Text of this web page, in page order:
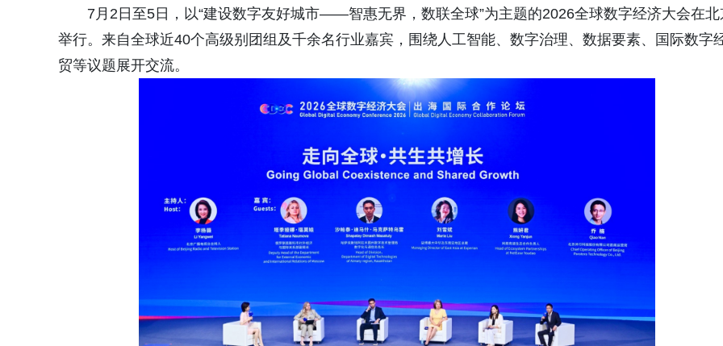
7月2日至5日，以“建设数字友好城市——智惠无界，数联全球”为主题的2026全球数字经济大会在北
举行。来自全球近40个高级别团组及千余名行业嘉宾，围绕人工智能、数字治理、数据要素、国际数字
贸等议题展开交流。